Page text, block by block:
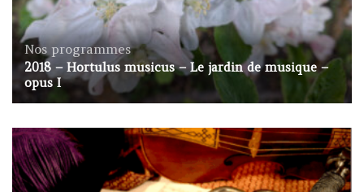
Nos programmes
2018 – Hortulus musicus – Le jardin de musique –
opus I